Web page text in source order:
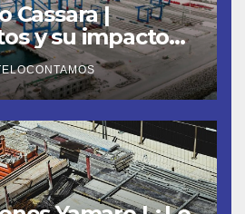
Cassara |
y su impacto
y el comercio